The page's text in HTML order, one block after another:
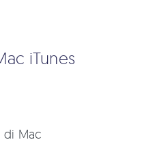
iTunes
di Mac